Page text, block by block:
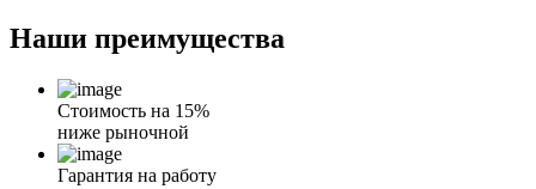
Наши преимущества
Стоимость на 15%
ниже рыночной
Гарантия на работу